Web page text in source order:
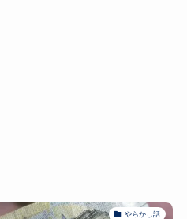
やらかし話